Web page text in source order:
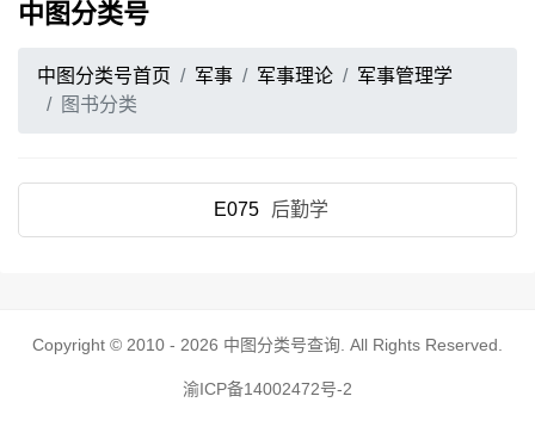
中图分类号
中图分类号首页 军事 军事理论
军事管理学
图书分类
E075 后勤学
Copyright © 2010 - 2026 中图分类号查询 . All Rights Reserved.
渝ICP备14002472号-2